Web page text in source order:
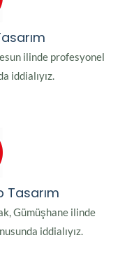
ilinde profesyonel
iddialıyız.
Tasarım
Gümüşhane ilinde
iddialıyız.